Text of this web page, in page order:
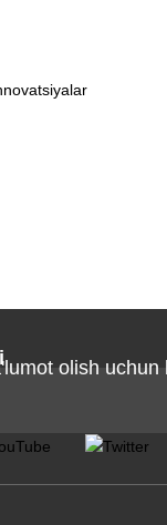
olish uchun